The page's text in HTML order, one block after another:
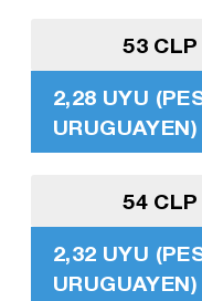
53 CLP
2,28 UYU
URUGUAYEN)
54 CLP
2,32 UYU
URUGUAYEN)